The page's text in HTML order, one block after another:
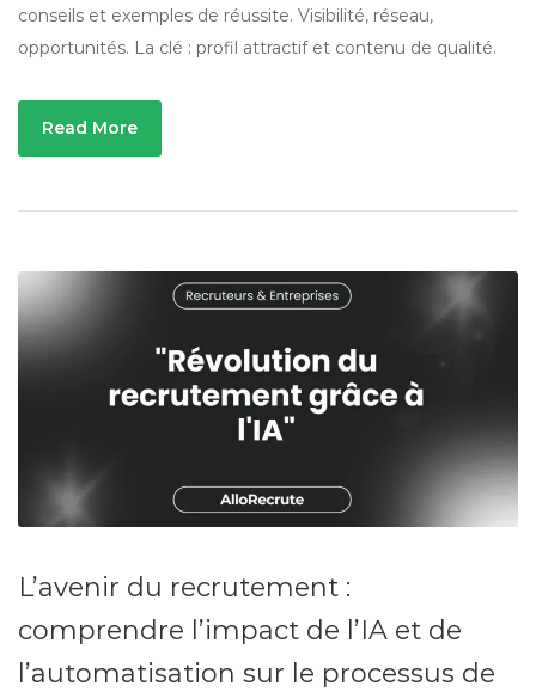
conseils et exemples de réussite. Visibilité, réseau,
opportunités. La clé : profil attractif et contenu de qualité.
Read More
L’avenir du recrutement :
comprendre l’impact de l’IA et de
l’automatisation sur le processus de